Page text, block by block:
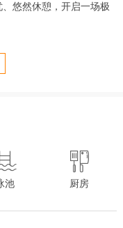
悠然休憩，开启一场极
之作经精心筛选，完美
，亲身体验这座备受追
计，是一栋拥有六间卧
演绎到极致；同时全屋
中庭是整栋别墅的社交
池

厨房